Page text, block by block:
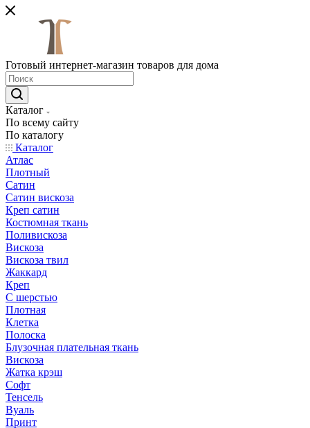
Готовый интернет-магазин товаров для дома
Каталог
По всему сайту
По каталогу
Каталог
Атлас
Плотный
Сатин
Сатин вискоза
Креп сатин
Костюмная ткань
Поливискоза
Вискоза
Вискоза твил
Жаккард
Креп
С шерстью
Плотная
Клетка
Полоска
Блузочная плательная ткань
Вискоза
Жатка крэш
Софт
Тенсель
Вуаль
Принт